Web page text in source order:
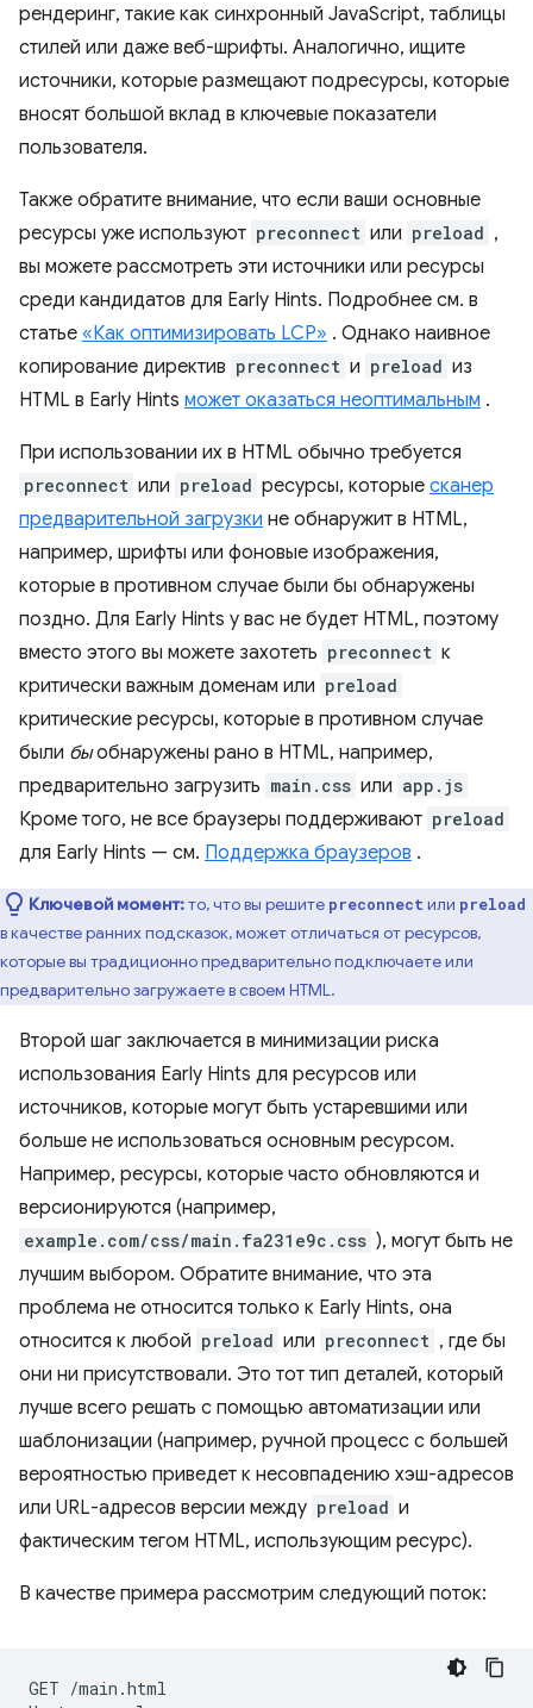
рендеринг, такие как синхронный JavaScript, таблицы
стилей или даже веб-шрифты. Аналогично, ищите
источники, которые размещают подресурсы, которые
вносят большой вклад в ключевые показатели
пользователя.
Также обратите внимание, что если ваши основные
ресурсы уже используют preconnect или preload ,
вы можете рассмотреть эти источники или ресурсы
среди кандидатов для Early Hints. Подробнее см. в
статье «Как оптимизировать LCP» . Однако наивное
копирование директив preconnect и preload из
HTML в Early Hints может оказаться неоптимальным .
При использовании их в HTML обычно требуется
preconnect или preload ресурсы, которые сканер
предварительной загрузки не обнаружит в HTML,
например, шрифты или фоновые изображения,
которые в противном случае были бы обнаружены
поздно. Для Early Hints у вас не будет HTML, поэтому
вместо этого вы можете захотеть preconnect к
критически важным доменам или preload
критические ресурсы, которые в противном случае
были быобнаружены рано в HTML, например,
предварительно загрузить main.css или app.js
Кроме того, не все браузеры поддерживают preload
для Early Hints — см. Поддержка браузеров .
Ключевой момент:то, что вы решите preconnect или preload
в качестве ранних подсказок, может отличаться от ресурсов,
которые вы традиционно предварительно подключаете или
предварительно загружаете в своем HTML.
Второй шаг заключается в минимизации риска
использования Early Hints для ресурсов или
источников, которые могут быть устаревшими или
больше не использоваться основным ресурсом.
Например, ресурсы, которые часто обновляются и
версионируются (например,
example.com/css/main.fa231e9c.css ), могут быть не
лучшим выбором. Обратите внимание, что эта
проблема не относится только к Early Hints, она
относится к любой preload или preconnect , где бы
они ни присутствовали. Это тот тип деталей, который
лучше всего решать с помощью автоматизации или
шаблонизации (например, ручной процесс с большей
вероятностью приведет к несовпадению хэш-адресов
или URL-адресов версии между preload и
фактическим тегом HTML, использующим ресурс).
В качестве примера рассмотрим следующий поток:
GET /main.html